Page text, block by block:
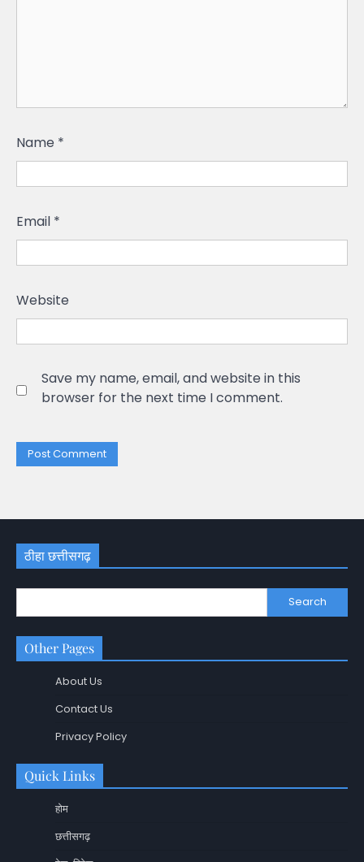
Name *
Email *
Website
Save my name, email, and website in this
browser for the next time I comment.
ठीहा छत्तीसगढ़
Search
Other Pages
About Us
Contact Us
Privacy Policy
Quick Links
होम
छत्तीसगढ़